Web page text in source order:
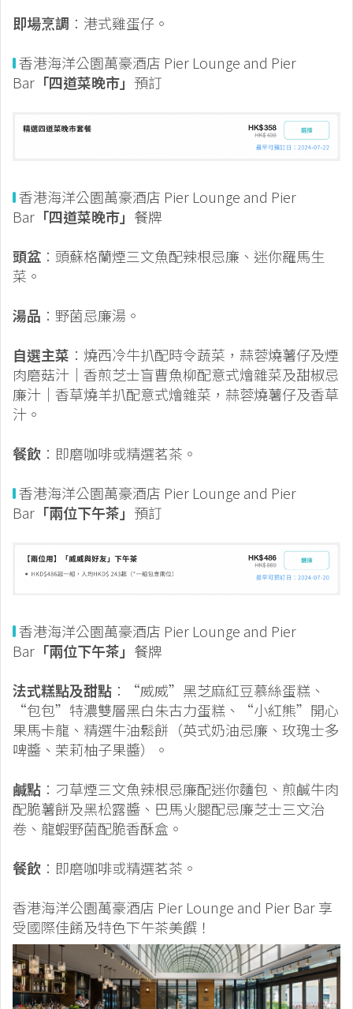
即場烹調 ：港式雞蛋仔。
香港海洋公園萬豪酒店 Pier Lounge and Pier
Bar 「四道菜晚市」 預訂
香港海洋公園萬豪酒店 Pier Lounge and Pier
Bar 「四道菜晚市」 餐牌
頭盆 ：頭蘇格蘭煙三文魚配辣根忌廉、迷你羅馬生
菜。
湯品 ：野菌忌廉湯。
自選主菜 ：燒西冷牛扒配時令蔬菜，蒜蓉燒薯仔及煙
肉磨菇汁｜香煎芝士盲曹魚柳配意式燴雜菜及甜椒忌
廉汁｜香草燒羊扒配意式燴雜菜，蒜蓉燒薯仔及香草
汁。
餐飲 ：即磨咖啡或精選茗茶。
香港海洋公園萬豪酒店 Pier Lounge and Pier
Bar 「兩位下午茶」 預訂
香港海洋公園萬豪酒店 Pier Lounge and Pier
Bar 「兩位下午茶」 餐牌
法式糕點及甜點 ：“威威”黑芝麻紅豆慕絲蛋糕、
“包包”特濃雙層黑白朱古力蛋糕、“小紅熊”開心
果馬卡龍、精選牛油鬆餅（英式奶油忌廉、玫瑰士多
啤醬、茉莉柚子果醬）。
鹹點 ：刁草煙三文魚辣根忌廉配迷你麵包、煎鹹牛肉
配脆薯餅及黑松露醬、巴馬火腿配忌廉芝士三文治
卷、龍蝦野菌配脆香酥盒。
餐飲 ：即磨咖啡或精選茗茶。
香港海洋公園萬豪酒店 Pier Lounge and Pier Bar 享
受國際佳餚及特色下午茶美饌！